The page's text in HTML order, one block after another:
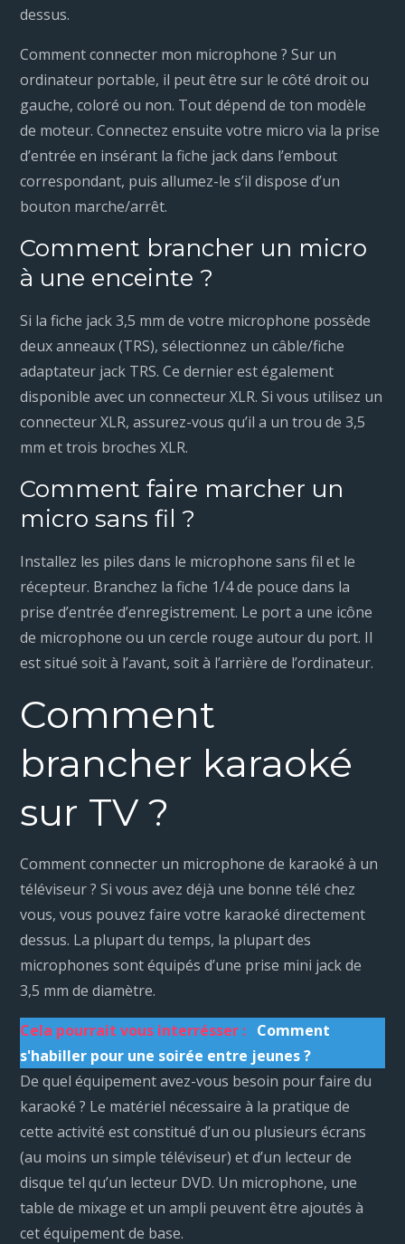
dessus.
Comment connecter mon microphone ? Sur un
ordinateur portable, il peut être sur le côté droit ou
gauche, coloré ou non. Tout dépend de ton modèle
de moteur. Connectez ensuite votre micro via la prise
d’entrée en insérant la fiche jack dans l’embout
correspondant, puis allumez-le s’il dispose d’un
bouton marche/arrêt.
Comment brancher un micro
à une enceinte ?
Si la fiche jack 3,5 mm de votre microphone possède
deux anneaux (TRS), sélectionnez un câble/fiche
adaptateur jack TRS. Ce dernier est également
disponible avec un connecteur XLR. Si vous utilisez un
connecteur XLR, assurez-vous qu’il a un trou de 3,5
mm et trois broches XLR.
Comment faire marcher un
micro sans fil ?
Installez les piles dans le microphone sans fil et le
récepteur. Branchez la fiche 1/4 de pouce dans la
prise d’entrée d’enregistrement. Le port a une icône
de microphone ou un cercle rouge autour du port. Il
est situé soit à l’avant, soit à l’arrière de l’ordinateur.
Comment
brancher karaoké
sur TV ?
Comment connecter un microphone de karaoké à un
téléviseur ? Si vous avez déjà une bonne télé chez
vous, vous pouvez faire votre karaoké directement
dessus. La plupart du temps, la plupart des
microphones sont équipés d’une prise mini jack de
3,5 mm de diamètre.
Cela pourrait vous interrésser : Comment
s'habiller pour une soirée entre jeunes ?
De quel équipement avez-vous besoin pour faire du
karaoké ? Le matériel nécessaire à la pratique de
cette activité est constitué d’un ou plusieurs écrans
(au moins un simple téléviseur) et d’un lecteur de
disque tel qu’un lecteur DVD. Un microphone, une
table de mixage et un ampli peuvent être ajoutés à
cet équipement de base.